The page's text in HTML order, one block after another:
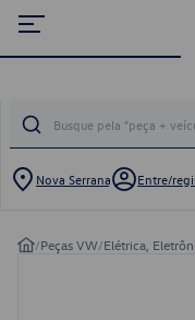
Nova Serrana Entre/
/Peças VW/Elétrica,